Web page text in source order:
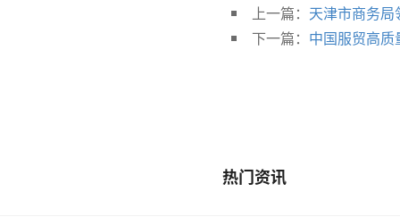
上一篇： 天津市商务
下一篇： 中国服贸高
热门资讯